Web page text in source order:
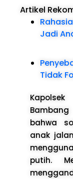
Artikel
Jadi
Tidak
bahwa
anak
putih.